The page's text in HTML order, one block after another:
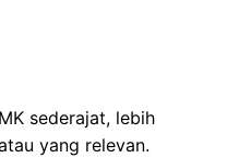
sederajat, lebih
yang relevan.